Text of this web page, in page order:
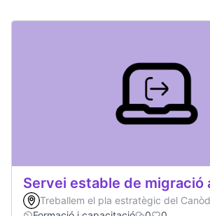
Servei estable de migració
Treballem el pla estratègic del